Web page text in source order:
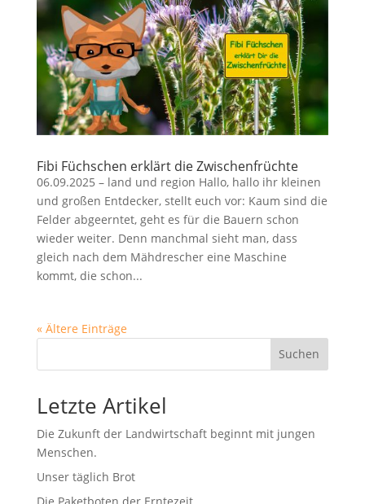
Fibi Füchschen erklärt die Zwischenfrüchte
06.09.2025 – land und region Hallo, hallo ihr kleinen
und großen Entdecker, stellt euch vor: Kaum sind die
Felder abgeerntet, geht es für die Bauern schon
wieder weiter. Denn manchmal sieht man, dass
gleich nach dem Mähdrescher eine Maschine
kommt, die schon...
« Ältere Einträge
Suchen
Letzte Artikel
Die Zukunft der Landwirtschaft beginnt mit jungen
Menschen.
Unser täglich Brot
Die Paketboten der Erntezeit